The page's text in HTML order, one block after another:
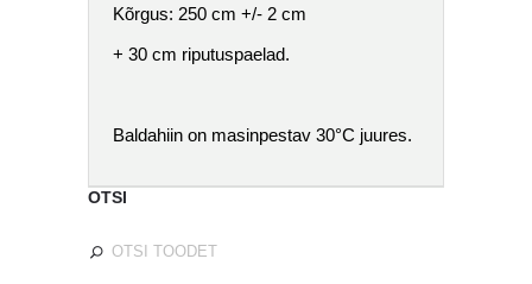
Kõrgus: 250 cm +/- 2 cm
+ 30 cm riputuspaelad.
Baldahiin on masinpestav 30°C juures.
OTSI